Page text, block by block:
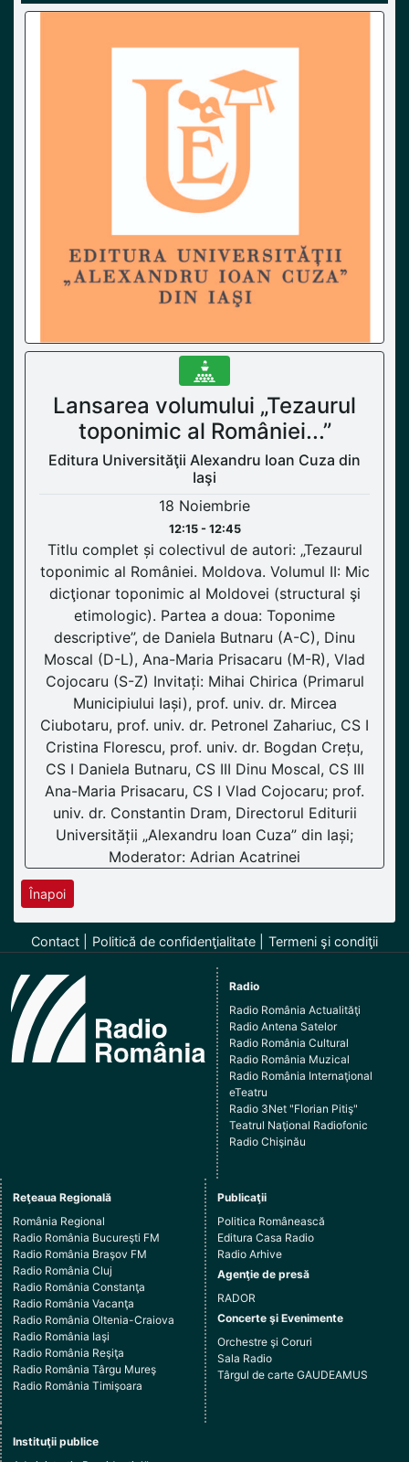
Lansarea volumului „Tezaurul
toponimic al României...”
Editura Universităţii Alexandru Ioan Cuza din
Iaşi
18 Noiembrie
12:15 - 12:45
Titlu complet și colectivul de autori: „Tezaurul
toponimic al României. Moldova. Volumul II: Mic
dicţionar toponimic al Moldovei (structural şi
etimologic). Partea a doua: Toponime
descriptive”, de Daniela Butnaru (A-C), Dinu
Moscal (D-L), Ana-Maria Prisacaru (M-R), Vlad
Cojocaru (S-Z) Invitați: Mihai Chirica (Primarul
Municipiului Iași), prof. univ. dr. Mircea
Ciubotaru, prof. univ. dr. Petronel Zahariuc, CS I
Cristina Florescu, prof. univ. dr. Bogdan Crețu,
CS I Daniela Butnaru, CS III Dinu Moscal, CS III
Ana-Maria Prisacaru, CS I Vlad Cojocaru; prof.
univ. dr. Constantin Dram, Directorul Editurii
Universității „Alexandru Ioan Cuza” din Iași;
Moderator: Adrian Acatrinei
Înapoi
Contact Politică de confidenţialitate Termeni şi condiţii
Radio
Radio România Actualităţi
Radio Antena Satelor
Radio România Cultural
Radio România Muzical
Radio România Internaţional
eTeatru
Radio 3Net "Florian Pitiş"
Teatrul Naţional Radiofonic
Radio Chişinău
Reţeaua Regională
România Regional
Radio România Bucureşti FM
Radio România Braşov FM
Radio România Cluj
Radio România Constanţa
Radio România Vacanţa
Radio România Oltenia-Craiova
Radio România Iaşi
Radio România Reşiţa
Radio România Târgu Mureş
Radio România Timişoara
Publicaţii
Politica Românească
Editura Casa Radio
Radio Arhive
Agenţie de presă
RADOR
Concerte şi Evenimente
Orchestre şi Coruri
Sala Radio
Târgul de carte GAUDEAMUS
Instituţii publice